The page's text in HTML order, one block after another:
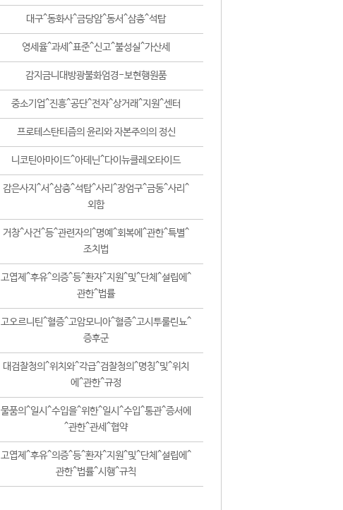
대구^동화사^금당암^동서^삼층^석탑
영세율^과세^표준^신고^불성실^가산세
감지금니대방광불화엄경-보현행원품
중소기업^진흥^공단^전자^상거래^지원^센터
프로테스탄티즘의 윤리와 자본주의의 정신
니코틴아마이드^아데닌^다이뉴클레오타이드
감은사지^서^삼층^석탑^사리^장엄구^금동^사리^
외함
거창^사건^등^관련자의^명예^회복에^관한^특별^
조치법
고엽제^후유^의증^등^환자^지원^및^단체^설립에^
관한^법률
고오르니틴^혈증^고암모니아^혈증^고시투룰린뇨^
증후군
대검찰청의^위치와^각급^검찰청의^명칭^및^위치
에^관한^규정
물품의^일시^수입을^위한^일시^수입^통관^증서에
^관한^관세^협약
고엽제^후유^의증^등^환자^지원^및^단체^설립에^
관한^법률^시행^규칙